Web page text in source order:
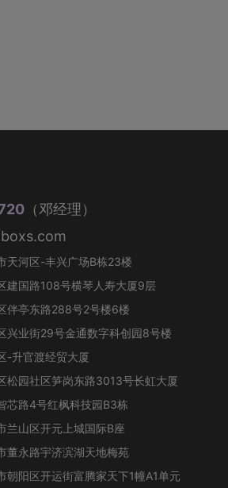
（邓经理）
天河区-丰兴广场B栋23楼
建国路108号横琴人寿大厦9层
伴亭东路288号2号楼6楼
兴业街29号金通数字科创园8号楼
-升官渡经贸大厦
松园社区笋岗东路3013号长虹大厦
芯路4号红枫科技园B3栋
兰山区开元上城国际B座
董永路宇济滨湖天地梅苑
朝阳区开运街富腾家天下1幢A1单元